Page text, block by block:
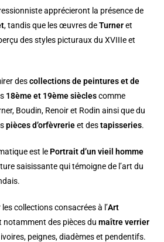
apprécieront la présence de
, tandis que les œuvres deTurneret
des styles picturaux du XVIIIe et
descollections de peintures et de
18ème et 19ème sièclescomme
Boudin, Renoir et Rodin ainsi que du
pièces d’orfèvrerieet destapisseries.
est le Portrait d’un vieil homme
saisissante qui témoigne de l’art du
collections consacrées à l’Art
notamment des pièces dumaître verrier
peignes, diadèmes et pendentifs.